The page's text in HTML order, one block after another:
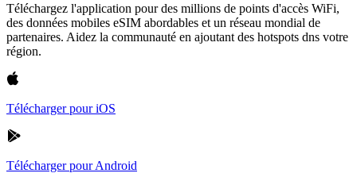
Téléchargez l'application pour des millions de points d'accès WiFi,
des données mobiles eSIM abordables et un réseau mondial de
partenaires. Aidez la communauté en ajoutant des hotspots dns votre
région.
Télécharger pour iOS
Télécharger pour Android